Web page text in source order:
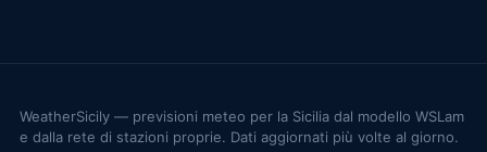
WeatherSicily — previsioni meteo per la Sicilia dal modello WSLam
e dalla rete di stazioni proprie. Dati aggiornati più volte al giorno.